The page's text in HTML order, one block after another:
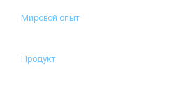
Мировой опыт
Продукт